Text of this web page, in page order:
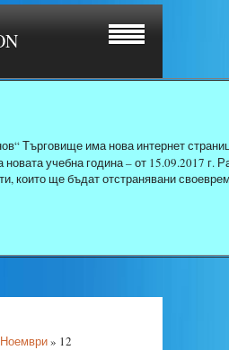
Търговище има нова интернет
учебна година – от 15.09.2017
които ще бъдат отстранявани
Ноември» 12